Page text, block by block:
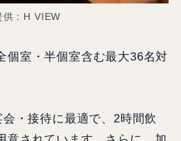
供：H VIEW
室・半個室含む最大36名対
・接待に最適で、2時間飲